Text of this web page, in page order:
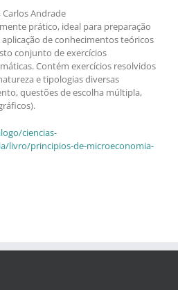
Andrade
prático, ideal para preparação
de conhecimentos teóricos
conjunto de exercícios
Contém exercícios resolvidos
e tipologias diversas
questões de escolha múltipla,
ciencias-
livro/principios-de-microeconomia-